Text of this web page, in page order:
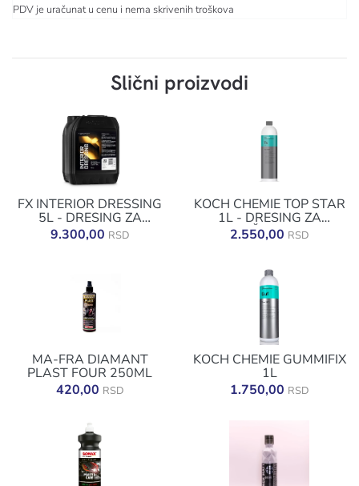
PDV je uračunat u cenu i nema skrivenih troškova
Slični proizvodi
FX INTERIOR DRESSING
5L - DRESING ZA
ENTERIJER
9.300,00 RSD
KOCH CHEMIE TOP STAR
1L - DRESING ZA
UNUTRAŠNJE PLASTIKE
2.550,00 RSD
MA-FRA DIAMANT
PLAST FOUR 250ML
420,00 RSD
KOCH CHEMIE GUMMIFIX
1L
1.750,00 RSD